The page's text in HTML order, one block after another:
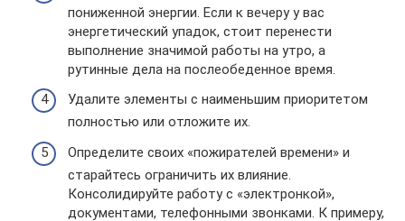
пониженной энергии. Если к вечеру у вас
энергетический упадок, стоит перенести
выполнение значимой работы на утро, а
рутинные дела на послеобеденное время.
Удалите элементы с наименьшим приоритетом
полностью или отложите их.
Определите своих «пожирателей времени» и
старайтесь ограничить их влияние.
Консолидируйте работу с «электронкой»,
документами, телефонными звонками. К примеру,